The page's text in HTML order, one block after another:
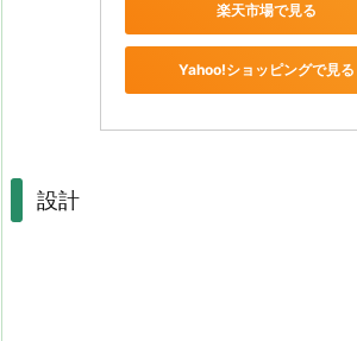
楽天市場で見る
Yahoo!ショッピングで見る
設計